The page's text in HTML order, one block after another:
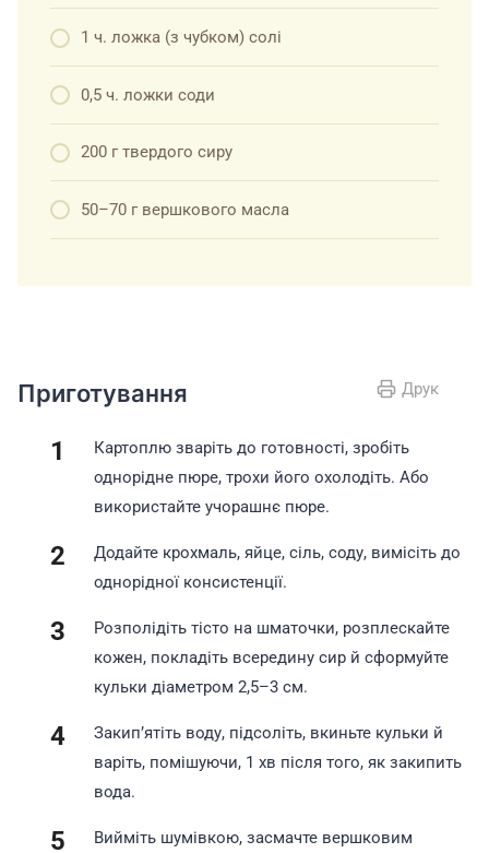
1 ч. ложка (з чубком) солі
0,5 ч. ложки соди
200 г твердого сиру
50–70 г вершкового масла
Друк
Приготування
Картоплю зваріть до готовності, зробіть
однорідне пюре, трохи його охолодіть. Або
використайте учорашнє пюре.
Додайте крохмаль, яйце, сіль, соду, вимісіть до
однорідної консистенції.
Розполідіть тісто на шматочки, розплескайте
кожен, покладіть всередину сир й сформуйте
кульки діаметром 2,5–3 см.
Закип’ятіть воду, підсоліть, вкиньте кульки й
варіть, помішуючи, 1 хв після того, як закипить
вода.
Вийміть шумівкою, засмачте вершковим